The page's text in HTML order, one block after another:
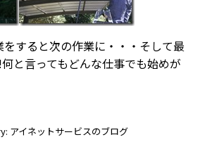
すると次の作業に・・・そして最
と言ってもどんな仕事でも始めが
アイネットサービスのブログ